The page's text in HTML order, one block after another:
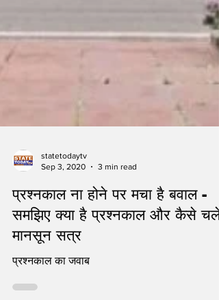
statetodaytv
Sep 3, 2020
3 min read
प्रश्नकाल ना होने पर मचा है बवाल -
समझिए क्या है प्रश्नकाल और कैसे
मानसून सत्र
प्रश्नकाल का जवाब